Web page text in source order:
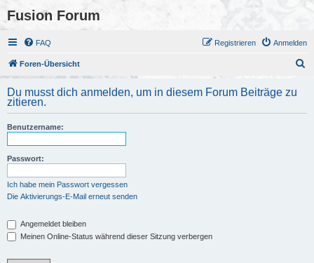
Fusion Forum
FAQ Anmelden
Registrieren
Foren-Übersicht
h
Du musst dich anmelden, um in diesem Forum Beiträge zu
zitieren.
Benutzername:
Passwort:
Ich habe mein Passwort vergessen
Die Aktivierungs-E-Mail erneut senden
Angemeldet bleiben
Meinen Online-Status während dieser Sitzung verbergen